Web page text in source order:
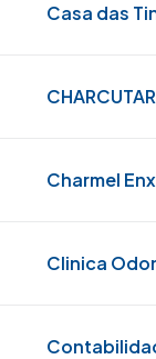
Casa das
Charmel
Clinica